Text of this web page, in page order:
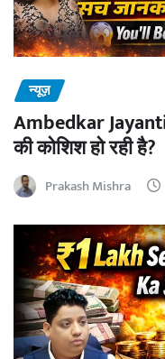
न्यूज़
Ambedkar
की कोशिश हो रही है?
Prakash Mishra